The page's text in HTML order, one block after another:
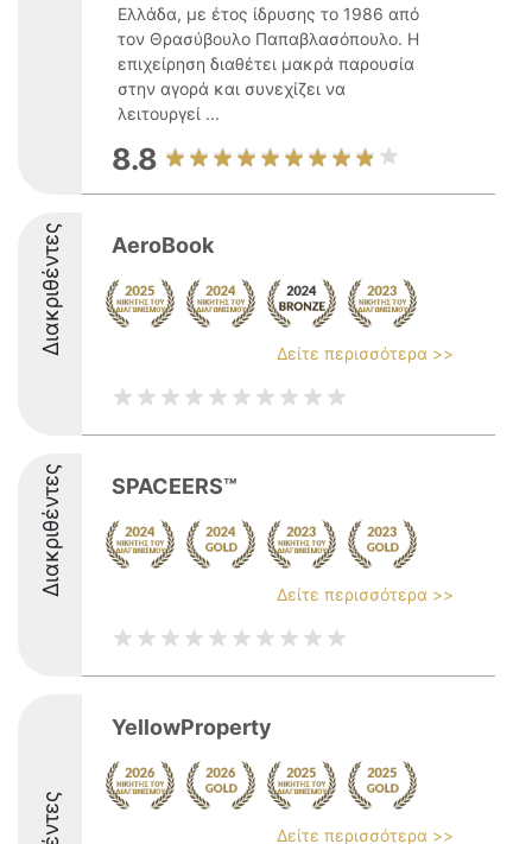
Ελλάδα, με έτος ίδρυσης το 1986 από
τον Θρασύβουλο Παπαβλασόπουλο. Η
επιχείρηση διαθέτει μακρά παρουσία
στην αγορά και συνεχίζει να
λειτουργεί ...
8.8
Διακριθέντες AeroBook
Δείτε περισσότερα >>
Διακριθέντες SPACEERS™
Δείτε περισσότερα >>
YellowProperty
Δείτε περισσότερα >>